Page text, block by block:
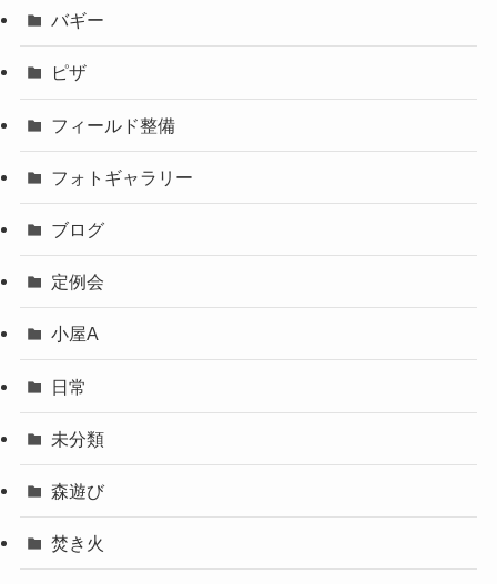
バギー
ピザ
フィールド整備
フォトギャラリー
ブログ
定例会
小屋A
日常
未分類
森遊び
焚き火